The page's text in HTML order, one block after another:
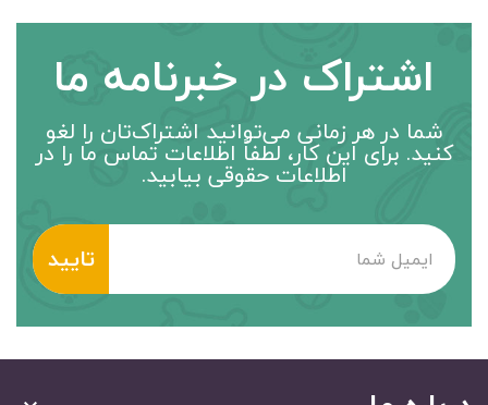
اشتراک در خبرنامه ما
شما در هر زمانی می‌توانید اشتراک‌تان را لغو
کنید. برای این کار، لطفاً اطلاعات تماس ما را در
اطلاعات حقوقی بیابید.